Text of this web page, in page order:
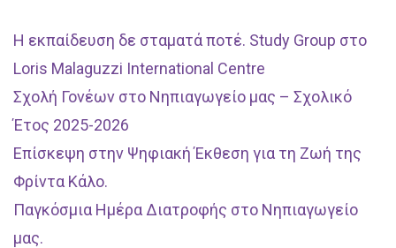
Η εκπαίδευση δε σταματά ποτέ. Study Group στο
Loris Malaguzzi International Centre
Σχολή Γονέων στο Νηπιαγωγείο μας – Σχολικό
Έτος 2025-2026
Επίσκεψη στην Ψηφιακή Έκθεση για τη Ζωή της
Φρίντα Κάλο.
Παγκόσμια Ημέρα Διατροφής στο Νηπιαγωγείο
μας.